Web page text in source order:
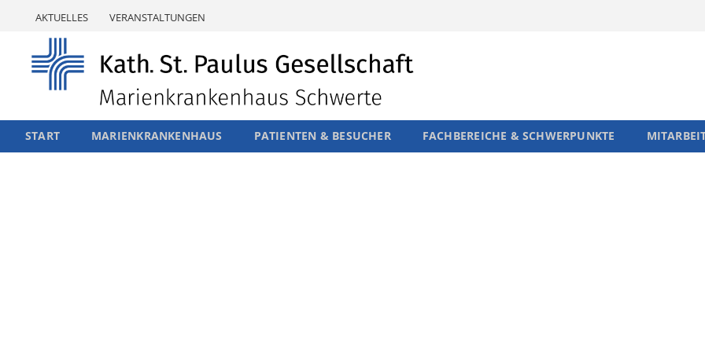
AKTUELLES VERANSTALTUNGEN
START MARIENKRANKENHAUS PATIENTEN & BESUCHER FACHBEREICHE & SCHWERPUNKTE